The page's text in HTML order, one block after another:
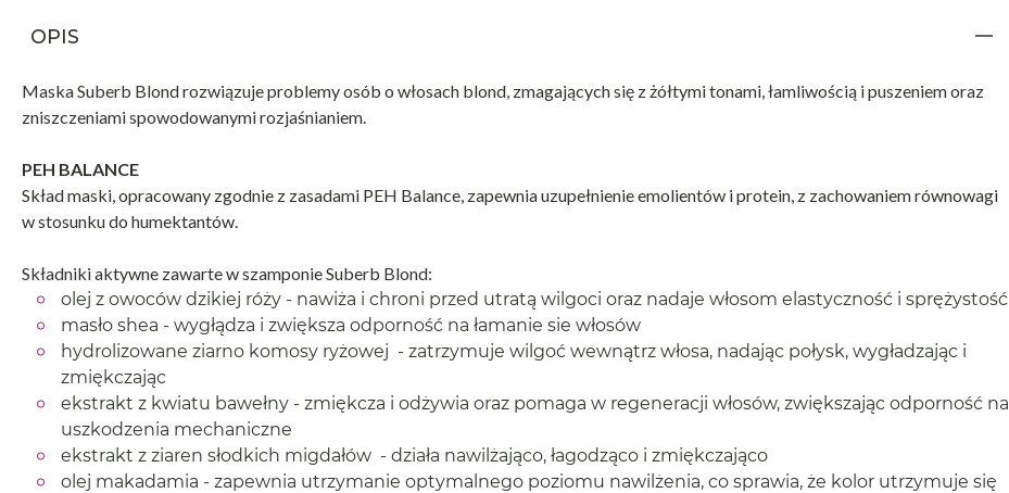
OPIS
Maska Suberb Blond rozwiązuje problemy osób o włosach blond, zmagających się z żółtymi tonami, łamliwością i puszeniem oraz
zniszczeniami spowodowanymi rozjaśnianiem.
PEH BALANCE
Skład maski, opracowany zgodnie z zasadami PEH Balance, zapewnia uzupełnienie emolientów i protein, z zachowaniem równowagi
w stosunku do humektantów.
Składniki aktywne zawarte w szamponie Suberb Blond:
olej z owoców dzikiej róży - nawiża i chroni przed utratą wilgoci oraz nadaje włosom elastyczność i sprężystość
masło shea - wygłądza i zwiększa odporność na łamanie sie włosów
hydrolizowane ziarno komosy ryżowej - zatrzymuje wilgoć wewnątrz włosa, nadając połysk, wygładzając i
zmiękczając
ekstrakt z kwiatu bawełny - zmiękcza i odżywia oraz pomaga w regeneracji włosów, zwiększając odporność na
uszkodzenia mechaniczne
ekstrakt z ziaren słodkich migdałów - działa nawilżająco, łagodząco i zmiękczająco
olej makadamia - zapewnia utrzymanie optymalnego poziomu nawilżenia, co sprawia, że kolor utrzymuje się